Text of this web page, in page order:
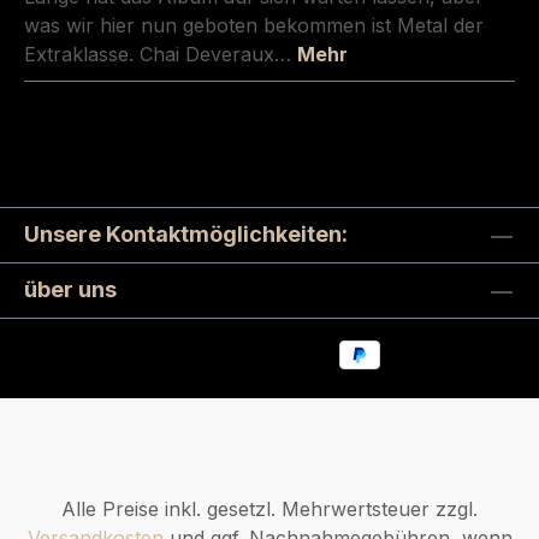
was wir hier nun geboten bekommen ist Metal der
Extraklasse. Chai Deveraux… Mehr
Unsere Kontaktmöglichkeiten:
über uns
Alle Preise inkl. gesetzl. Mehrwertsteuer zzgl.